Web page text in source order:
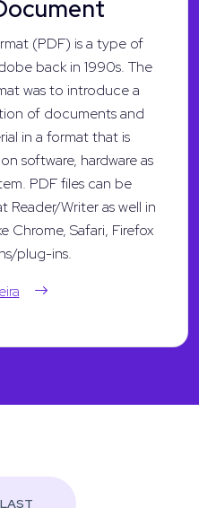
(PDF) is a type of
back in 1990s. The
was to introduce a
of documents and
in a format that is
software, hardware as
PDF files can be
Writer as well in
Chrome, Safari, Firefox
plug-ins.